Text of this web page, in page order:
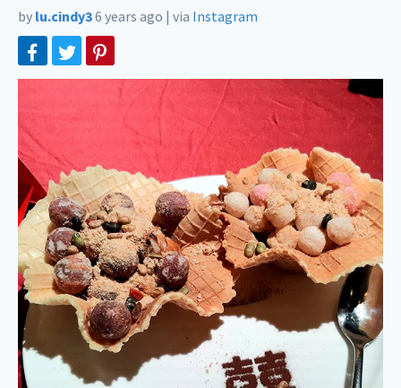
by lu.cindy36 years ago | via Instagram